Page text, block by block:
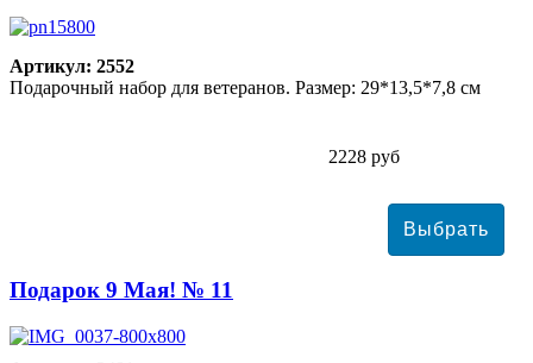
Артикул: 2552
Подарочный набор для ветеранов. Размер: 29*13,5*7,8 см
2228 руб
Подарок 9 Мая! № 11